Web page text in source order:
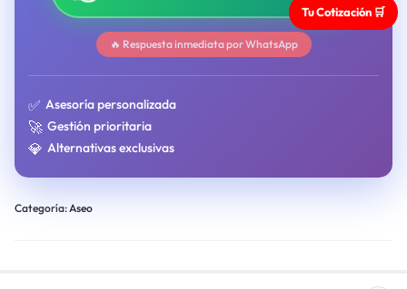
🔥 Respuesta inmediata por WhatsApp
✅ Asesoría personalizada
🚀 Gestión prioritaria
💎 Alternativas exclusivas
Categoría:Aseo
Tu Cotización 🛒